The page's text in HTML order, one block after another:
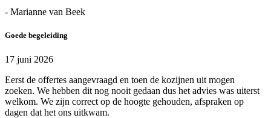
- Marianne van Beek
Goede begeleiding
17 juni 2026
Eerst de offertes aangevraagd en toen de kozijnen uit mogen
zoeken. We hebben dit nog nooit gedaan dus het advies was uiterst
welkom. We zijn correct op de hoogte gehouden, afspraken op
dagen dat het ons uitkwam.